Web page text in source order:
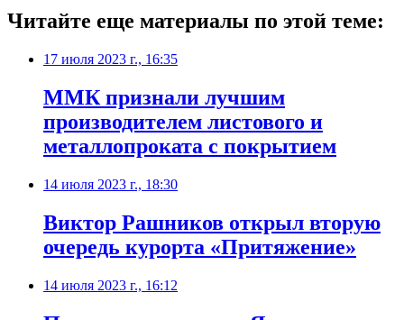
Читайте еще материалы по этой теме:
17 июля 2023 г., 16:35
ММК признали лучшим
производителем листового и
металлопроката с покрытием
14 июля 2023 г., 18:30
Виктор Рашников открыл вторую
очередь курорта «Притяжение»
14 июля 2023 г., 16:12